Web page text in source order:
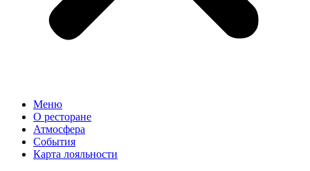
Меню
О ресторане
Атмосфера
События
Карта лояльности